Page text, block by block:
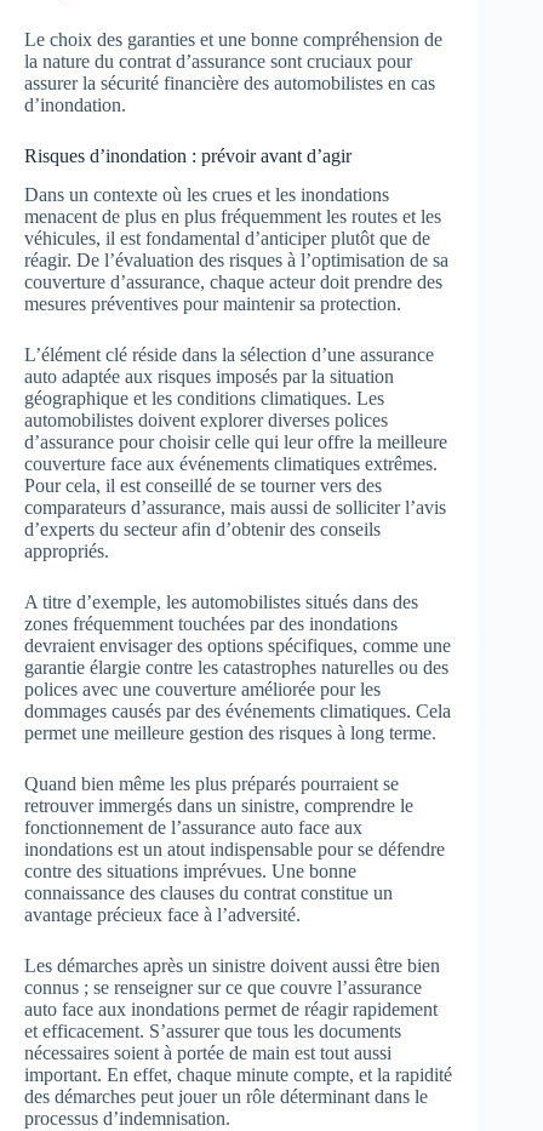
Le choix des garanties et une bonne compréhension de
la nature du contrat d’assurance sont cruciaux pour
assurer la sécurité financière des automobilistes en cas
d’inondation.
Risques d’inondation : prévoir avant d’agir
Dans un contexte où les crues et les inondations
menacent de plus en plus fréquemment les routes et les
véhicules, il est fondamental d’anticiper plutôt que de
réagir. De l’évaluation des risques à l’optimisation de sa
couverture d’assurance, chaque acteur doit prendre des
mesures préventives pour maintenir sa protection.
L’élément clé réside dans la sélection d’une assurance
auto adaptée aux risques imposés par la situation
géographique et les conditions climatiques. Les
automobilistes doivent explorer diverses polices
d’assurance pour choisir celle qui leur offre la meilleure
couverture face aux événements climatiques extrêmes.
Pour cela, il est conseillé de se tourner vers des
comparateurs d’assurance, mais aussi de solliciter l’avis
d’experts du secteur afin d’obtenir des conseils
appropriés.
A titre d’exemple, les automobilistes situés dans des
zones fréquemment touchées par des inondations
devraient envisager des options spécifiques, comme une
garantie élargie contre les catastrophes naturelles ou des
polices avec une couverture améliorée pour les
dommages causés par des événements climatiques. Cela
permet une meilleure gestion des risques à long terme.
Quand bien même les plus préparés pourraient se
retrouver immergés dans un sinistre, comprendre le
fonctionnement de l’assurance auto face aux
inondations est un atout indispensable pour se défendre
contre des situations imprévues. Une bonne
connaissance des clauses du contrat constitue un
avantage précieux face à l’adversité.
Les démarches après un sinistre doivent aussi être bien
connus ; se renseigner sur ce que couvre l’assurance
auto face aux inondations permet de réagir rapidement
et efficacement. S’assurer que tous les documents
nécessaires soient à portée de main est tout aussi
important. En effet, chaque minute compte, et la rapidité
des démarches peut jouer un rôle déterminant dans le
processus d’indemnisation.